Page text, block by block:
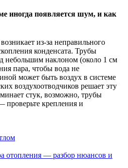
иногда появляется шум, и как
из-за неправильного
конденсата. Трубы
небольшим наклоном (около 1 см
пара, чтобы вода не
может быть воздух в системе
воздухоотводчиков решает эту
стук, возможно, трубы
проверьте крепления и
отопления — разбор нюансов и